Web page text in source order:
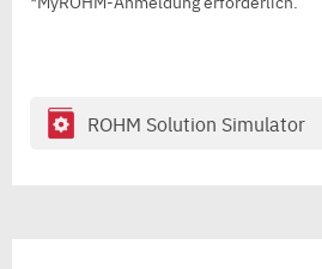
ROHM Solution Simulator